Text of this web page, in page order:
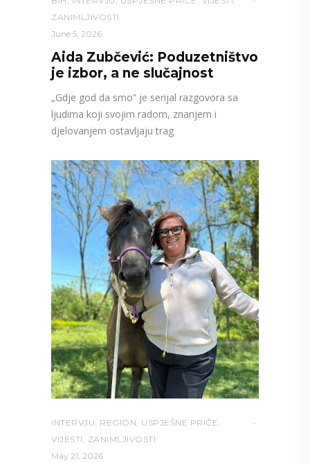
ZANIMLJIVOSTI
June 5, 2026
Aida Zubčević: Poduzetništvo
je izbor, a ne slučajnost
„Gdje god da smo” je serijal razgovora sa
ljudima koji svojim radom, znanjem i
djelovanjem ostavljaju trag
INTERVJU REGION USPJEŠNE PRIČE
VIJESTI
ZANIMLJIVOSTI
May 21, 2026